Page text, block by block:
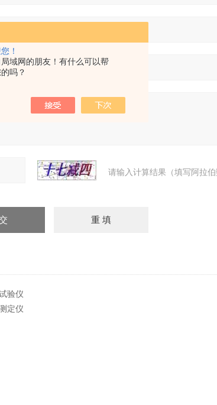
！
域网的朋友！有什么可以帮
吗？
请输入计算结果（填写阿拉
验仪
定仪